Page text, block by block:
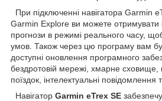
При підключенні навігатора Garmin
Garmin Explore ви можете
прогнози в режимі реального часу,
умов. Також через цю програму вам
доступні оновлення програмного
бездротовій мережі, хмарне сховище,
поїздок, інтелектуальні повідомлення
Навігатор Garmin eTrex SE